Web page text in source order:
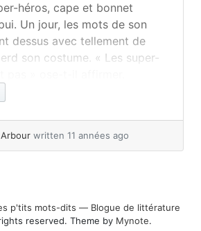
héros, cape et bonnet
Un jour, les mots de son
dessus avec tellement de
son costume. « Les super-
triste nouvelle! Ce jour-là, la
»read more
written 11 années ago
p'tits mots-dits ― Blogue de littérature
reserved. Theme by Mynote.